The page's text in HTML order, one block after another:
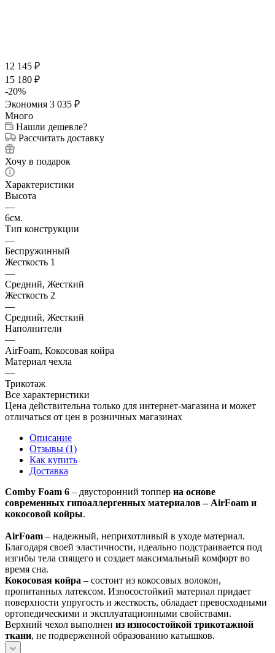
12 145 ₽
15 180 ₽
-20%
Экономия 3 035 ₽
Много
Нашли дешевле?
Рассчитать доставку
Хочу в подарок
Характеристики
Высота
—
6см.
Тип конструкции
—
Беспружинный
Жесткость 1
—
Средний, Жесткий
Жесткость 2
—
Средний, Жесткий
Наполнители
—
AirFoam, Кокосовая койра
Материал чехла
—
Трикотаж
Все характеристики
Цена действительна только для интернет-магазина и может
отличаться от цен в розничных магазинах
Описание
Отзывы (1)
Как купить
Доставка
Comby Foam 6 – двусторонний топпер на основе
современных гипоаллергенных материалов – AirFoam и
кокосовой койры.
AirFoam – надежный, неприхотливый в уходе материал.
Благодаря своей эластичности, идеально подстраивается под
изгибы тела спящего и создает максимальный комфорт во
время сна.
Кокосовая койра – состоит из кокосовых волокон,
пропитанных латексом. Износостойкий материал придает
поверхности упругость и жесткость, обладает превосходными
ортопедическими и эксплуатационными свойствами.
Верхний чехол выполнен из износостойкой трикотажной
ткани, не подверженной образованию катышков.